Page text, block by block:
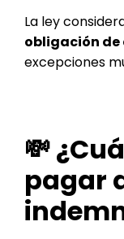
La ley
obligación de
excepciones
💸
pagar